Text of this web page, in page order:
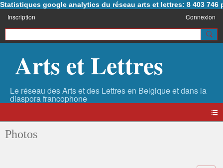
Statistiques google analytics du réseau arts et lettres: 8 403 746
Inscription Connexion
Arts et Lettres
Photos